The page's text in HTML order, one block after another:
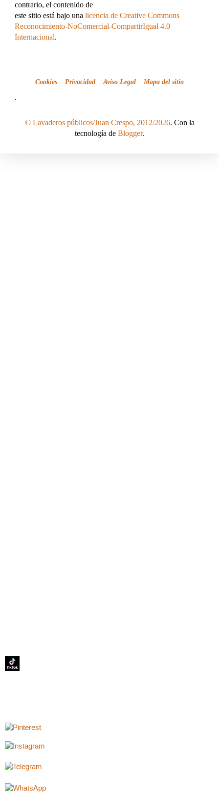
contrario, el contenido de
este sitio está bajo una licencia de Creative Commons
Reconocimiento-NoComercial-CompartirIgual 4.0
Internacional.
Cookies Privacidad Aviso Legal Mapa del sitio
.
© Lavaderos públicos/Juan Crespo, 2012/2026. Con la
tecnología de Blogger.